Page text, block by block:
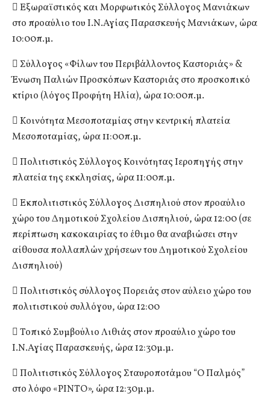
 Εξωραϊστικός και Μορφωτικός Σύλλογος Μανιάκων
στο προαύλιο του Ι.Ν.Αγίας Παρασκευής Μανιάκων, ώρα
10:00π.μ.
 Σύλλογος «Φίλων του Περιβάλλοντος Καστοριάς» &
Ένωση Παλιών Προσκόπων Καστοριάς στο προσκοπικό
κτίριο (λόγος Προφήτη Ηλία), ώρα 10:00π.μ.
 Κοινότητα Μεσοποταμίας στην κεντρική πλατεία
Μεσοποταμίας, ώρα 11:00π.μ.
 Πολιτιστικός Σύλλογος Κοινότητας Ιεροπηγής στην
πλατεία της εκκλησίας, ώρα 11:00π.μ.
 Εκπολιτιστικός Σύλλογος Δισπηλιού στον προαύλιο
χώρο του Δημοτικού Σχολείου Δισπηλιού, ώρα 12:00 (σε
περίπτωση κακοκαιρίας το έθιμο θα αναβιώσει στην
αίθουσα πολλαπλών χρήσεων του Δημοτικού Σχολείου
Δισπηλιού)
 Πολιτιστικός σύλλογος Πορειάς στον αύλειο χώρο του
πολιτιστικού συλλόγου, ώρα 12:00
 Τοπικό Συμβούλιο Λιθιάς στον προαύλιο χώρο του
Ι.Ν.Αγίας Παρασκευής, ώρα 12:30μ.μ.
 Πολιτιστικός Σύλλογος Σταυροποτάμου “Ο Παλμός”
στο λόφο «ΡΙΝΤΟ», ώρα 12:30μ.μ.